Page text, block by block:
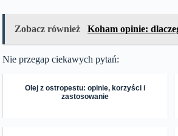
Zobacz również Koham opinie:
Nie przegap ciekawych pytań:
Olej z ostropestu: opinie, korzyści i
zastosowanie